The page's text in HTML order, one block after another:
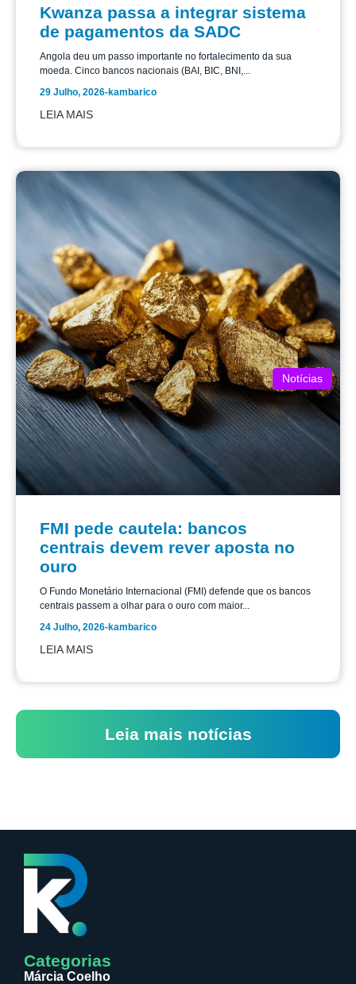
Kwanza passa a integrar sistema
de pagamentos da SADC
Angola deu um passo importante no fortalecimento da sua
moeda. Cinco bancos nacionais (BAI, BIC, BNI,...
29 Julho, 2026-kambarico
LEIA MAIS
Notícias
FMI pede cautela: bancos
centrais devem rever aposta no
ouro
O Fundo Monetário Internacional (FMI) defende que os bancos
centrais passem a olhar para o ouro com maior...
24 Julho, 2026-kambarico
LEIA MAIS
Leia mais notícias
Categorias
Márcia Coelho